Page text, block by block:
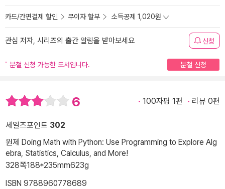
카드/간편결제 할인 무이자 할부 소득공제 1,020원
관심 저자, 시리즈의 출간 알림을 받아보세요 신청
분철 신청 가능한 도서입니다. 분철 신청
6 100자평 1편 리뷰 0편
세일즈포인트 302
원제 Doing Math with Python: Use Programming to Explore Alg
ebra, Statistics, Calculus, and More!
328쪽188*235mm623g
ISBN 9788960778689